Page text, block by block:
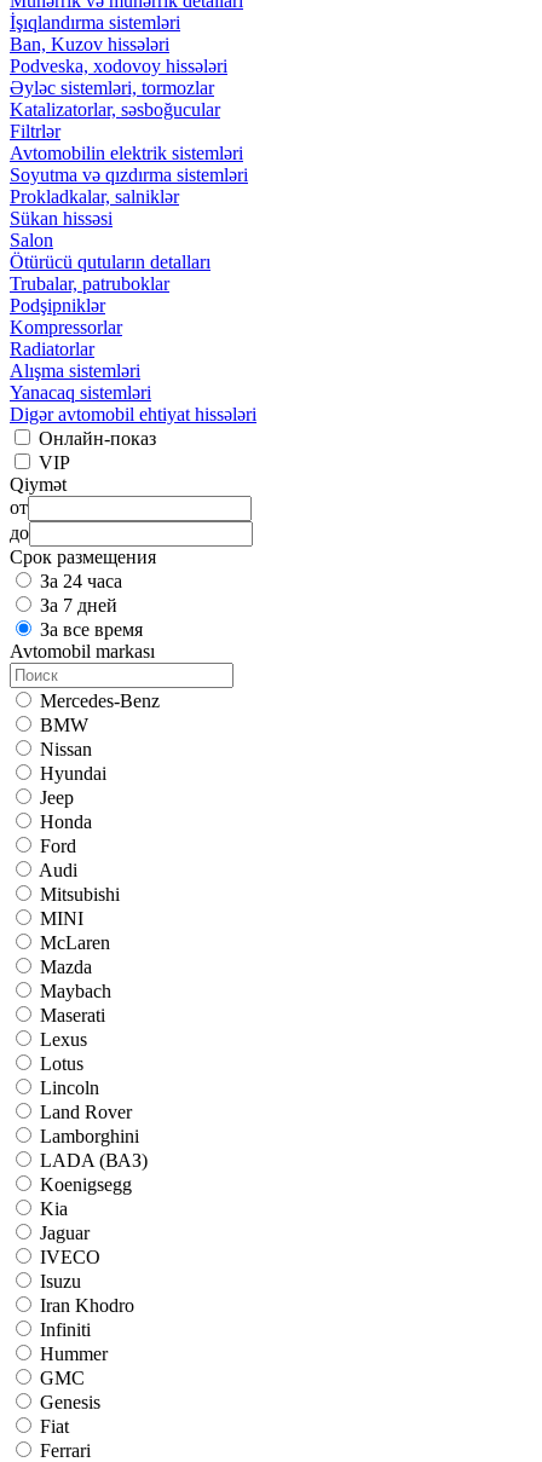
İşıqlandırma sistemləri
Ban, Kuzov hissələri
Podveska, xodovoy hissələri
Əyləc sistemləri, tormozlar
Katalizatorlar, səsboğucular
Filtrlər
Avtomobilin elektrik sistemləri
Soyutma və qızdırma sistemləri
Prokladkalar, salniklər
Sükan hissəsi
Salon
Ötürücü qutuların detalları
Trubalar, patruboklar
Podşipniklər
Kompressorlar
Radiatorlar
Alışma sistemləri
Yanacaq sistemləri
Digər avtomobil ehtiyat hissələri
Онлайн-показ
VIP
Qiymət
от
до
Срок размещения
За 24 часа
За 7 дней
За все время
Avtomobil markası
Mercedes-Benz
BMW
Nissan
Hyundai
Jeep
Honda
Ford
Audi
Mitsubishi
MINI
McLaren
Mazda
Maybach
Maserati
Lexus
Lotus
Lincoln
Land Rover
Lamborghini
LADA (ВАЗ)
Koenigsegg
Kia
Jaguar
IVECO
Isuzu
Iran Khodro
Infiniti
Hummer
GMC
Genesis
Fiat
Ferrari